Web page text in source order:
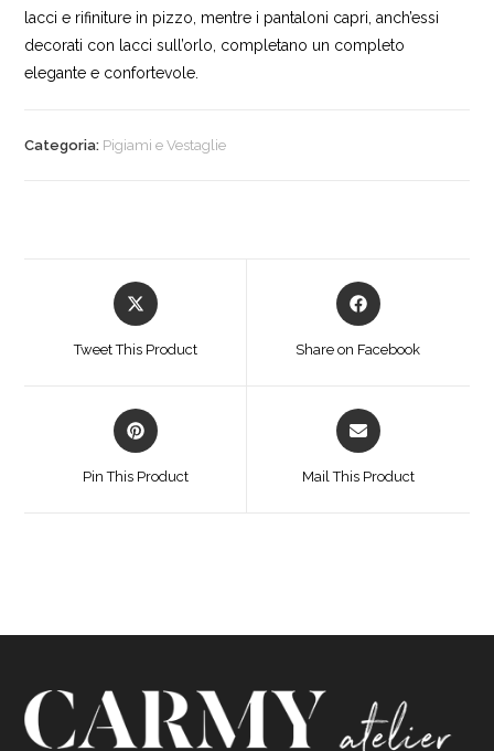
lacci e rifiniture in pizzo, mentre i pantaloni capri, anch’essi
decorati con lacci sull’orlo, completano un completo
elegante e confortevole.
Categoria: Pigiami e Vestaglie
Opens
in
Tweet This Product
Opens
in
Share on Facebook
Opens
in
Pin This Product
Opens
in
Mail This Product